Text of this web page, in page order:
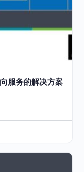
服务的解决方案